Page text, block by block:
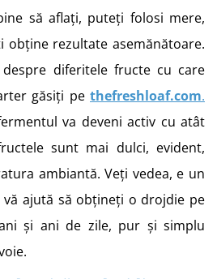
să aflați, puteți folosi mere,
obține rezultate asemănătoare.
diferitele fructe cu care
găsiți pe thefreshloaf.com.
va deveni activ cu atât
sunt mai dulci, evident,
ambiantă. Veți vedea, e un
ajută să obțineți o drojdie pe
și ani de zile, pur și simplu